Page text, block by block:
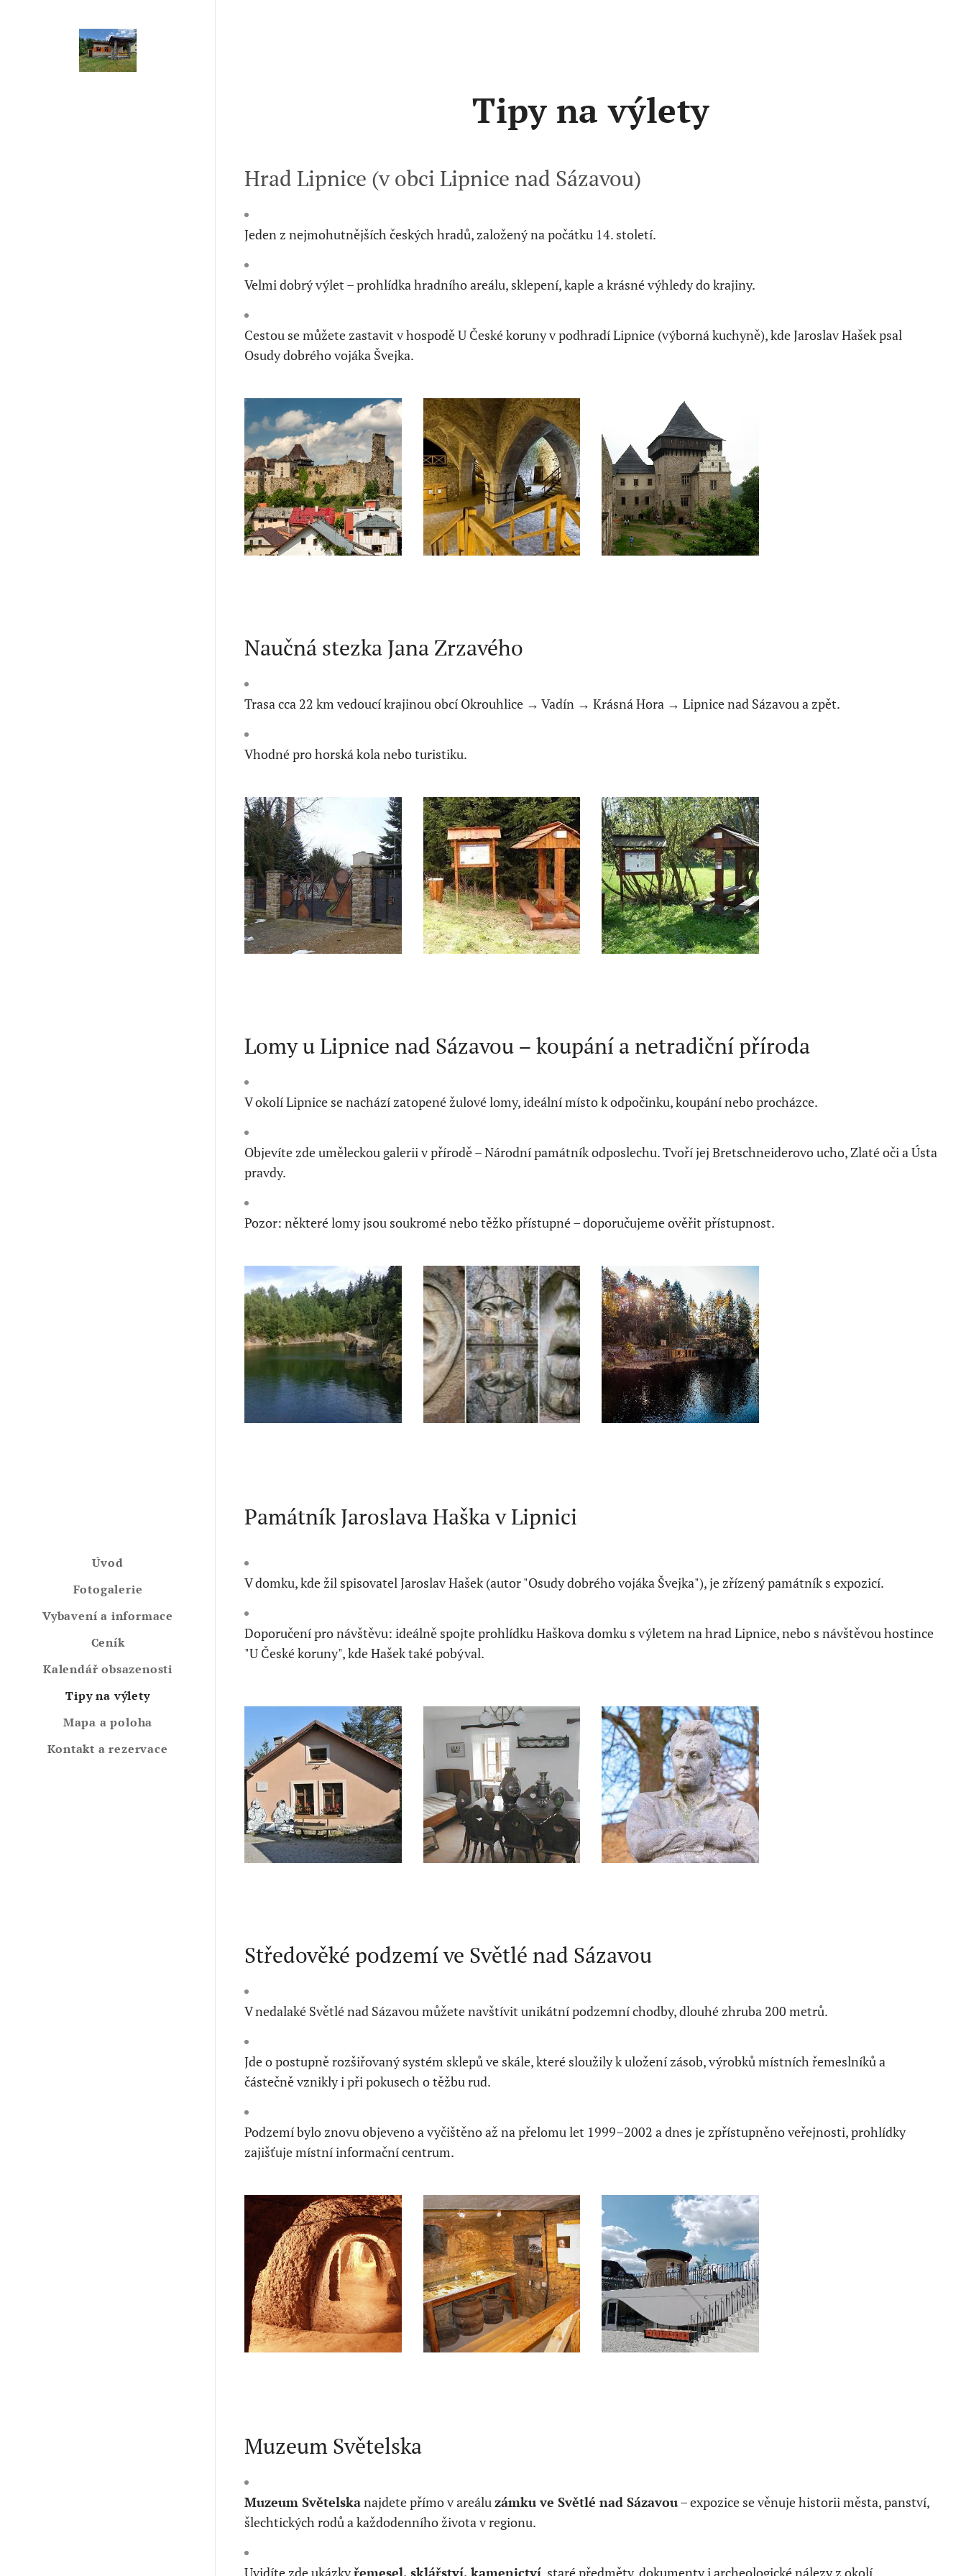
Úvod
Fotogalerie
Vybavení a informace
Ceník
Kalendář obsazenosti
Tipy na výlety
Mapa a poloha
Kontakt a rezervace
Tipy na výlety
Hrad Lipnice (v obci Lipnice nad Sázavou)
Jeden z nejmohutnějších českých hradů, založený na počátku 14. století.
Velmi dobrý výlet – prohlídka hradního areálu, sklepení, kaple a krásné výhledy do krajiny.
Cestou se můžete zastavit v hospodě U České koruny v podhradí Lipnice (výborná kuchyně), kde Jaroslav Hašek psal
Osudy dobrého vojáka Švejka.
Naučná stezka Jana Zrzavého
Trasa cca 22 km vedoucí krajinou obcí Okrouhlice → Vadín → Krásná Hora → Lipnice nad Sázavou a zpět.
Vhodné pro horská kola nebo turistiku.
Lomy u Lipnice nad Sázavou – koupání a netradiční příroda
V okolí Lipnice se nachází zatopené žulové lomy, ideální místo k odpočinku, koupání nebo procházce.
Objevíte zde uměleckou galerii v přírodě – Národní památník odposlechu. Tvoří jej Bretschneiderovo ucho, Zlaté oči a Ústa
pravdy.
Pozor: některé lomy jsou soukromé nebo těžko přístupné – doporučujeme ověřit přístupnost.
Památník Jaroslava Haška v Lipnici
V domku, kde žil spisovatel Jaroslav Hašek (autor "Osudy dobrého vojáka Švejka"), je zřízený památník s expozicí.
Doporučení pro návštěvu: ideálně spojte prohlídku Haškova domku s výletem na hrad Lipnice, nebo s návštěvou hostince
"U České koruny", kde Hašek také pobýval.
Středověké podzemí ve Světlé nad Sázavou
V nedalaké Světlé nad Sázavou můžete navštívit unikátní podzemní chodby, dlouhé zhruba 200 metrů.
Jde o postupně rozšiřovaný systém sklepů ve skále, které sloužily k uložení zásob, výrobků místních řemeslníků a
částečně vznikly i při pokusech o těžbu rud.
Podzemí bylo znovu objeveno a vyčištěno až na přelomu let 1999–2002 a dnes je zpřístupněno veřejnosti, prohlídky
zajišťuje místní informační centrum.
Muzeum Světelska
Muzeum Světelskanajdete přímo v areálu zámku ve Světlé nad Sázavou– expozice se věnuje historii města, panství,
šlechtických rodů a každodenního života v regionu.
Uvidíte zde ukázkyřemesel, sklářství, kamenictví , staré předměty, dokumenty i archeologické nálezy z okolí.